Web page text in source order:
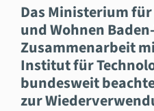
Das Ministerium
und Wohnen
Zusammenarbeit
Institut für
bundesweit
zur